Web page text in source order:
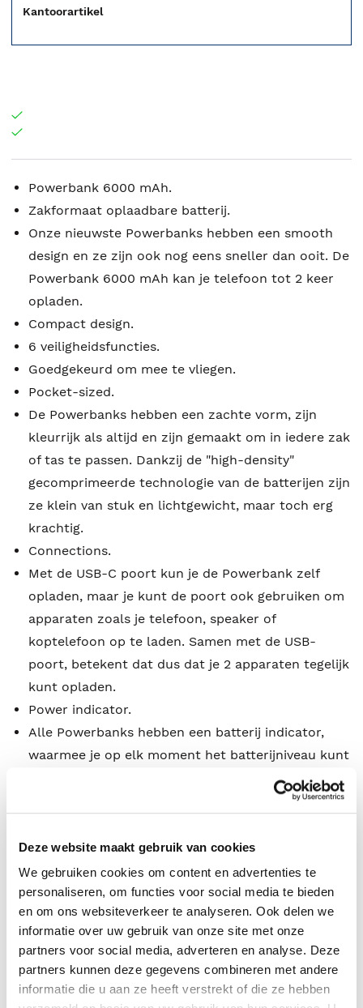
Deze website maakt gebruik van cookies
We gebruiken cookies om content en advertenties te
personaliseren, om functies voor social media te bieden
en om ons websiteverkeer te analyseren. Ook delen we
informatie over uw gebruik van onze site met onze
partners voor social media, adverteren en analyse. Deze
partners kunnen deze gegevens combineren met andere
informatie die u aan ze heeft verstrekt of die ze hebben
Kantoorartikel
Powerbank 6000 mAh.
Zakformaat oplaadbare batterij.
Onze nieuwste Powerbanks hebben een smooth
design en ze zijn ook nog eens sneller dan ooit. De
Powerbank 6000 mAh kan je telefoon tot 2 keer
opladen.
Compact design.
6 veiligheidsfuncties.
Goedgekeurd om mee te vliegen.
Pocket-sized.
De Powerbanks hebben een zachte vorm, zijn
kleurrijk als altijd en zijn gemaakt om in iedere zak
of tas te passen. Dankzij de "high-density"
gecomprimeerde technologie van de batterijen zijn
ze klein van stuk en lichtgewicht, maar toch erg
krachtig.
Connections.
Met de USB-C poort kun je de Powerbank zelf
opladen, maar je kunt de poort ook gebruiken om
apparaten zoals je telefoon, speaker of
koptelefoon op te laden. Samen met de USB-
poort, betekent dat dus dat je 2 apparaten tegelijk
kunt opladen.
Power indicator.
Alle Powerbanks hebben een batterij indicator,
waarmee je op elk moment het batterijniveau kunt
checken. Druk op de knop en je ziet meteen
hoeveel power de Powerbank nog heeft.
hebben 6 veiligheidsfuncties om ervoor te zorgen
dat al je apparaten veilig zijn.
De 6 veiligheidsfuncties beschermen tegen
overspanning, overstroom, oververhitting,
overbelasting, over-ontlading en kortsluiting.
Deze opladers in zakformaat zijn ook veilig om
mee te vliegen omdat de Powerbanks het UN38.3-
luchtvaartmaatschappij keurmerk hebben.